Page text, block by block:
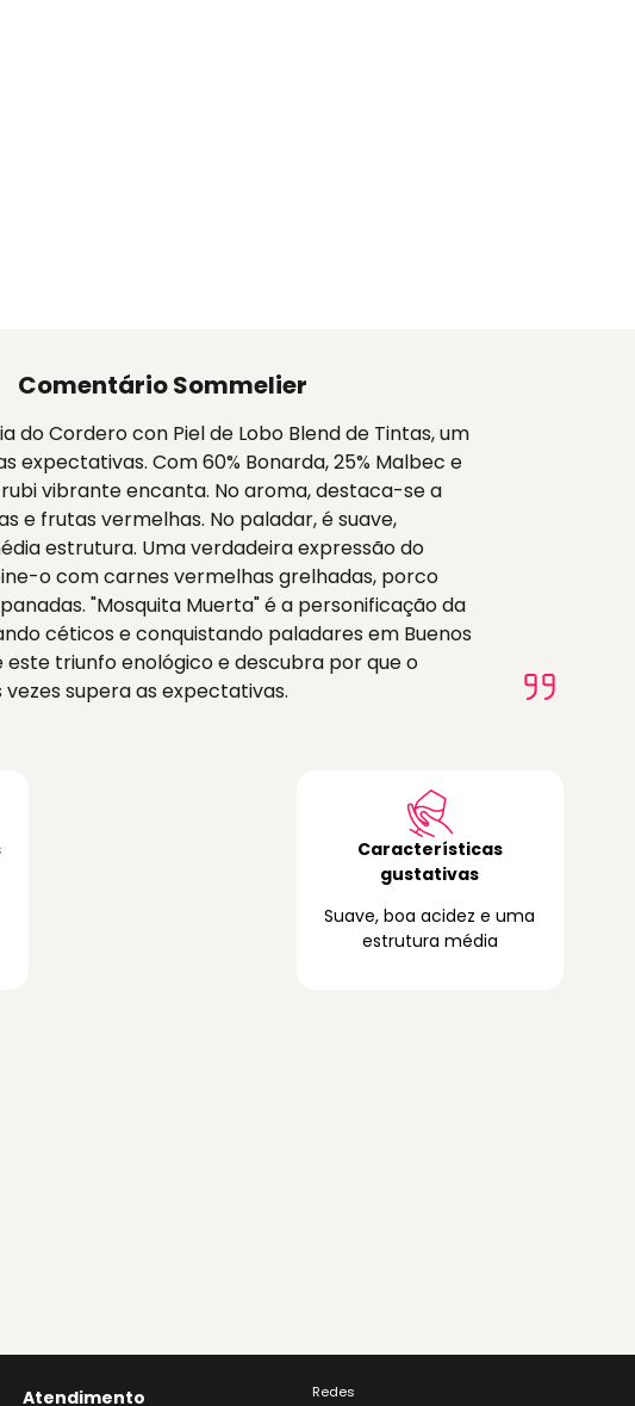
Comentário Sommelier
do Cordero con Piel de Lobo Blend de Tintas, um
expectativas. Com 60% Bonarda, 25% Malbec e
rubi vibrante encanta. No aroma, destaca-se a
e frutas vermelhas. No paladar, é suave,
estrutura. Uma verdadeira expressão do
o com carnes vermelhas grelhadas, porco
"Mosquita Muerta" é a personificação da
céticos e conquistando paladares em Buenos
este triunfo enológico e descubra por que o
supera as expectativas.
Características
gustativas
Suave, boa acidez e uma
estrutura média
Atendimento Redes